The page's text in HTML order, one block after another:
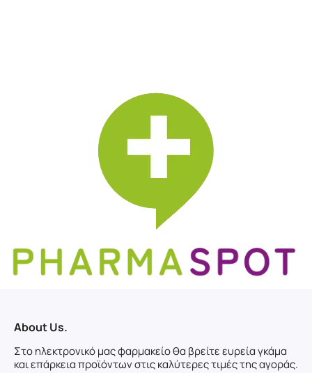
About Us.
Στο ηλεκτρονικό μας φαρμακείο θα βρείτε ευρεία γκάμα
και επάρκεια προϊόντων στις καλύτερες τιμές της αγοράς.